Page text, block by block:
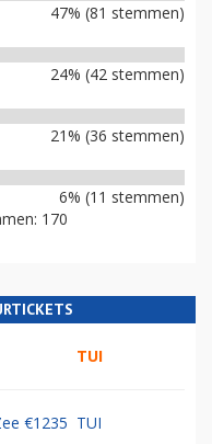
47% (81 stemmen)
24% (42 stemmen)
21% (36 stemmen)
6% (11 stemmen)
170
TUI
€1235 TUI